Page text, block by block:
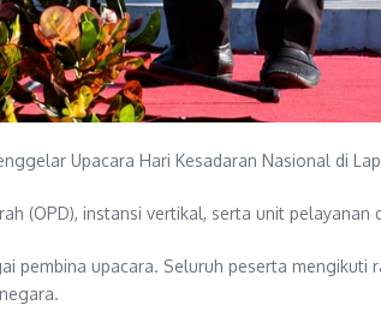
Upacara Hari Kesadaran Nasional di
(OPD), instansi vertikal, serta unit pelayanan
pembina upacara. Seluruh peserta